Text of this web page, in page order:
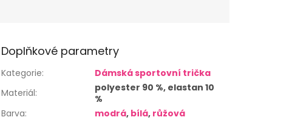
Doplňkové parametry
Kategorie:
Dámská sportovní trička
Materiál:
polyester 90 %, elastan 10
%
Barva: modrá, bílá, růžová